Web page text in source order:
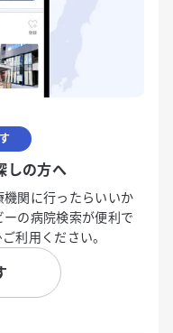
しの方へ
機関に行ったらいいか
の病院検索が便利で
利用ください。